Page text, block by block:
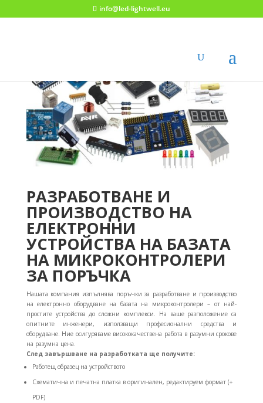
info@led-lightwell.eu
РАЗРАБОТВАНЕ И
ПРОИЗВОДСТВО НА
ЕЛЕКТРОННИ
УСТРОЙСТВА НА БАЗАТА
НА МИКРОКОНТРОЛЕРИ
ЗА ПОРЪЧКА
Нашата компания изпълнява поръчки за разработване и производство
на електронно оборудване на базата на микроконтролери – от най-
простите устройства до сложни комплекси. На ваше разположение са
опитните инженери, използващи професионални средства и
оборудване. Ние осигуряваме висококачествена работа в разумни срокове
на разумна цена.
След завършване на разработката ще получите:
Работещ образец на устройството
Схематична и печатна платка в оригинален, редактируем формат (+
PDF)